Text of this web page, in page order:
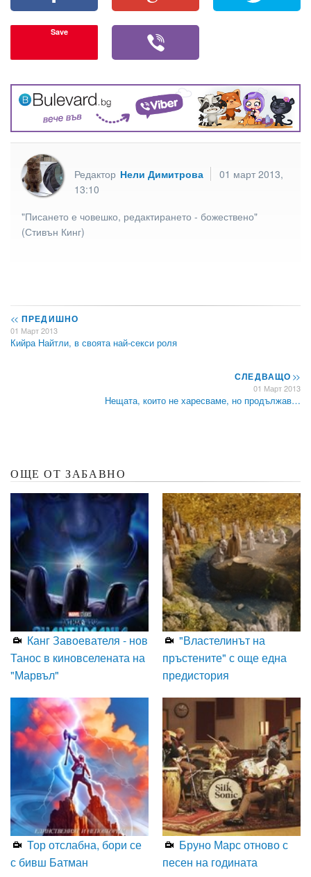
Save
Редактор Нели Димитрова
01 март 2013,
13:10
"Писането е човешко, редактирането - божествено"
(Стивън Кинг)
<< ПРЕДИШНО
01 Март 2013
Кийра Найтли, в своята най-секси роля
СЛЕДВАЩО>>
01 Март 2013
Нещата, които не харесваме, но продължав…
ОЩЕ ОТ ЗАБАВНО
Канг Завоевателя - нов
Танос в киновселената на
"Марвъл"
"Властелинът на
пръстените" с още една
предистория
Тор отслабна, бори се
с бивш Батман
Бруно Марс отново с
песен на годината